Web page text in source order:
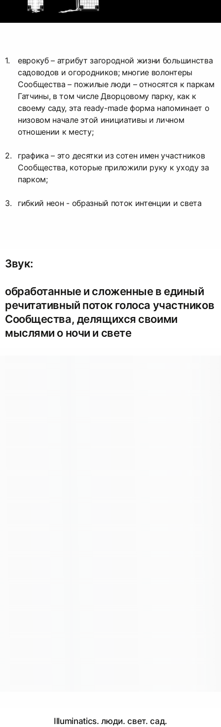
еврокуб – атрибут загородной жизни большинства
садоводов и огородников; многие волонтеры
Сообщества – пожилые люди – относятся к паркам
Гатчины, в том числе Дворцовому парку, как к
своему саду, эта ready-made форма напоминает о
низовом начале этой инициативы и личном
отношении к месту;
графика – это десятки из сотен имен участников
Сообщества, которые приложили руку к уходу за
парком;
гибкий неон - образный поток интенции и света
Звук:
обработанные и сложенные в единый
речитативный поток голоса участников
Сообщества, делящихся своими
мыслями о ночи и свете
Illuminatics. люди. свет. сад.